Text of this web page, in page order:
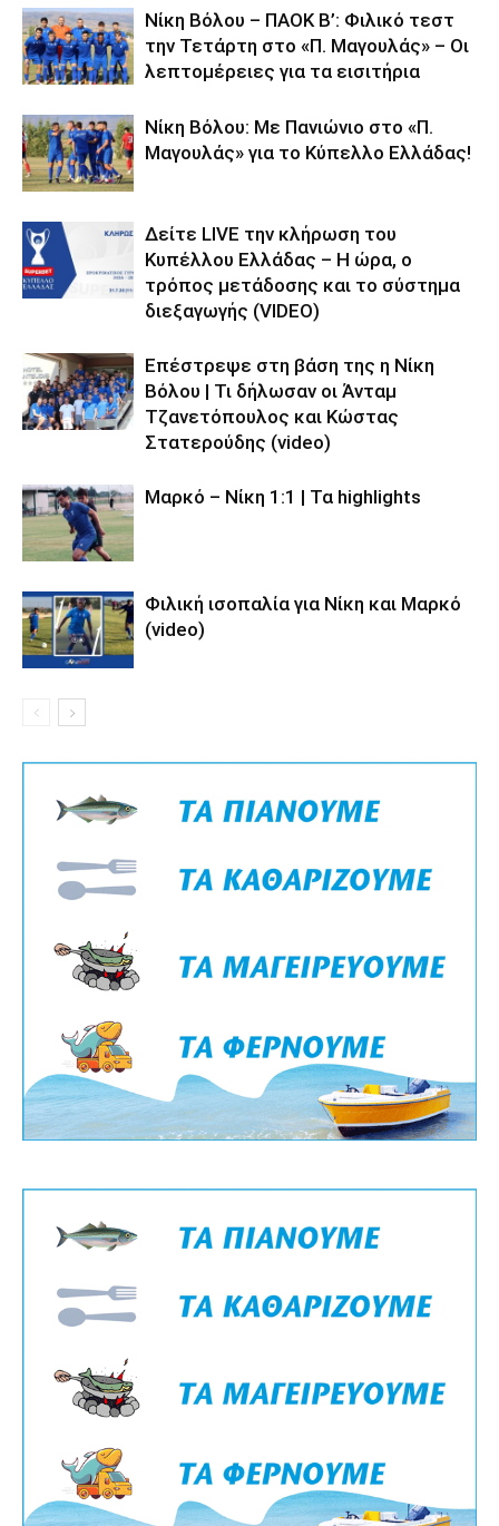
Νίκη Βόλου – ΠΑΟΚ Β’: Φιλικό τεστ
την Τετάρτη στο «Π. Μαγουλάς» – Οι
λεπτομέρειες για τα εισιτήρια
Νίκη Βόλου: Με Πανιώνιο στο «Π.
Μαγουλάς» για το Κύπελλο Ελλάδας!
Δείτε LIVE την κλήρωση του
Κυπέλλου Ελλάδας – Η ώρα, ο
τρόπος μετάδοσης και το σύστημα
διεξαγωγής (VIDEO)
Επέστρεψε στη βάση της η Νίκη
Βόλου | Τι δήλωσαν οι Άνταμ
Τζανετόπουλος και Κώστας
Στατερούδης (video)
Μαρκό – Νίκη 1:1 | Τα highlights
Φιλική ισοπαλία για Νίκη και Μαρκό
(video)